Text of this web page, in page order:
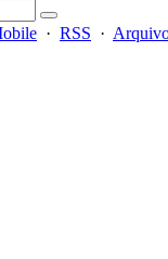
· RSS ·